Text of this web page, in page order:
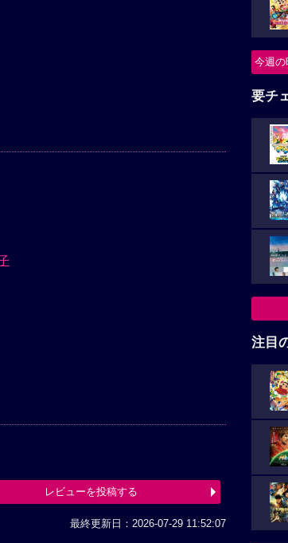
レビューを投稿する
最終更新日：2026-07-29 11:52:07
今週の
要チ
注目